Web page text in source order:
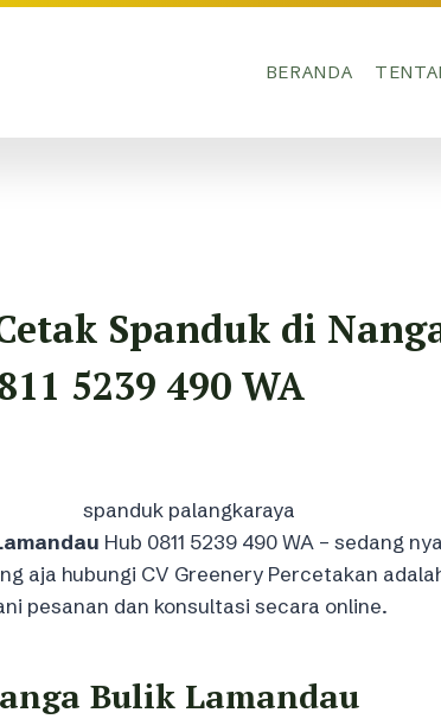
BERANDA
Spanduk di
5239 490 WA
Hub 0811 5239 490 WA – sedang
aja hubungi CV Greenery Percetakan
pesanan dan konsultasi secara online.
Bulik Lamandau